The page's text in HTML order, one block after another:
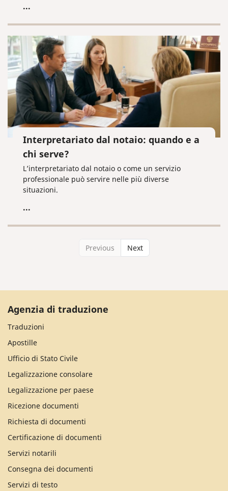
...
Interpretariato dal notaio: quando e a
chi serve?
L’interpretariato dal notaio o come un servizio
professionale può servire nelle più diverse
situazioni.
...
Previous Next
Agenzia di traduzione
Traduzioni
Apostille
Ufficio di Stato Civile
Legalizzazione consolare
Legalizzazione per paese
Ricezione documenti
Richiesta di documenti
Certificazione di documenti
Servizi notarili
Consegna dei documenti
Servizi di testo